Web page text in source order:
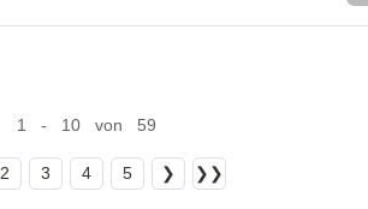
1 - 10 von 59
2 3 4 5 ❯ ❯❯